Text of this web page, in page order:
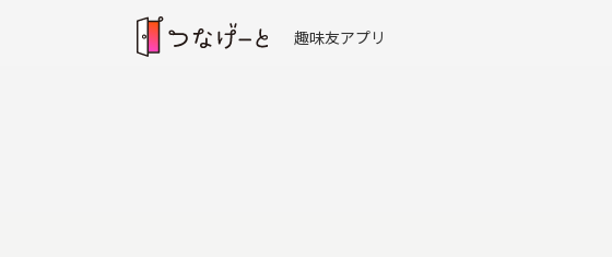
趣味友アプリ